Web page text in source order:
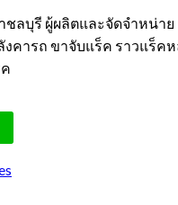
ชลบุรี ผู้ผลิตและจัดจำหน่า
คารถ ขาจับแร็ค ราวแร็ค